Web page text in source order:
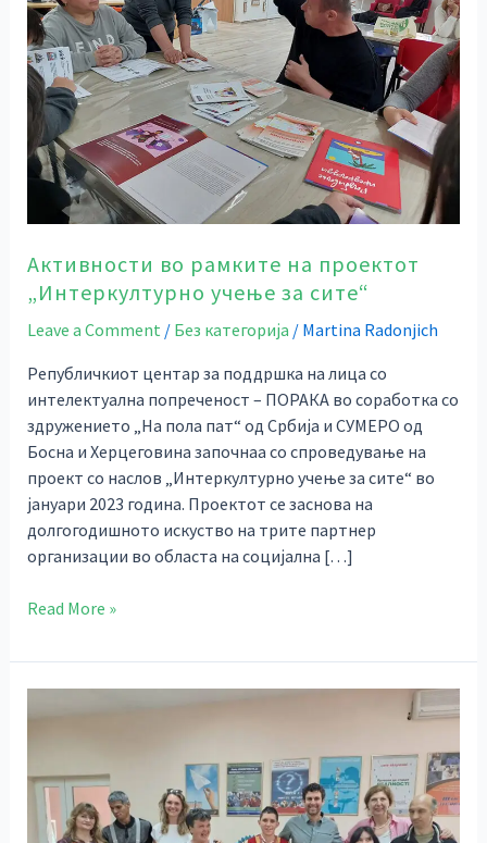
Активности во рамките на проектот
„Интеркултурно учење за сите“
Leave a Comment / Без категорија / Martina Radonjich
Републичкиот центар за поддршка на лица со
интелектуална попреченост – ПОРАКА во соработка со
здружението „На пола пат“ од Србија и СУМЕРО од
Босна и Херцеговина започнаа со спроведување на
проект со наслов „Интеркултурно учење за сите“ во
јануари 2023 година. Проектот се заснова на
долгогодишното искуство на трите партнер
организации во областа на социјална […]
проектот
„Интеркултурно
учење
за
сите“
Read More »
организација
Lebenshilfe
Tirol